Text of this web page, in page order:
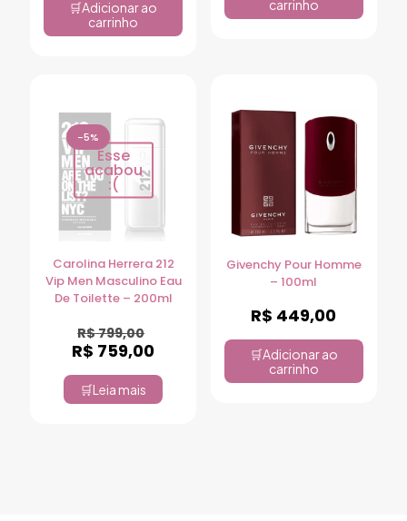
Adicionar ao
carrinho
carrinho
-5%
Esse
acabou
:(
Carolina Herrera 212
Vip Men Masculino Eau
De Toilette – 200ml
R$799,00
R$ 759,00
Leia mais
Givenchy Pour Homme
– 100ml
R$ 449,00
Adicionar ao
carrinho